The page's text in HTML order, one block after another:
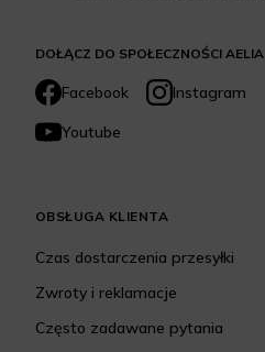
DOŁĄCZ DO SPOŁECZNOŚCI AELIA
Facebook
Instagram
Youtube
OBSŁUGA KLIENTA
Czas dostarczenia przesyłki
Zwroty i reklamacje
Często zadawane pytania